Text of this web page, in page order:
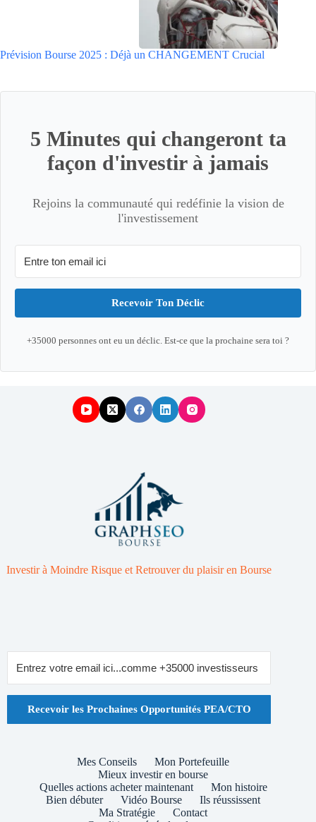
Prévision Bourse 2025 : Déjà un CHANGEMENT Crucial
5 Minutes qui changeront ta
façon d'investir à jamais
Rejoins la communauté qui redéfinie la vision de
l'investissement
Recevoir Ton Déclic
+35000 personnes ont eu un déclic. Est-ce que la prochaine sera toi ?
Investir à Moindre Risque et Retrouver du plaisir en Bourse
Recevoir les Prochaines Opportunités PEA/CTO
Mes Conseils
Mon Portefeuille
Mieux investir en bourse
Quelles actions acheter maintenant
Mon histoire
Bien débuter
Vidéo Bourse
Ils réussissent
Ma Stratégie
Contact